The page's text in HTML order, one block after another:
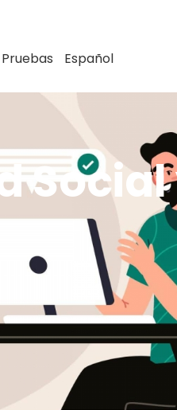
Pruebas Español
Social